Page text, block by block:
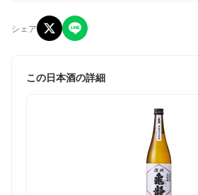
シェア
この日本酒の詳細